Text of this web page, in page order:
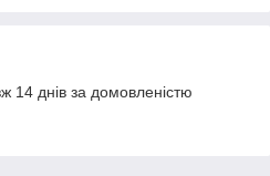
14 днів за домовленістю